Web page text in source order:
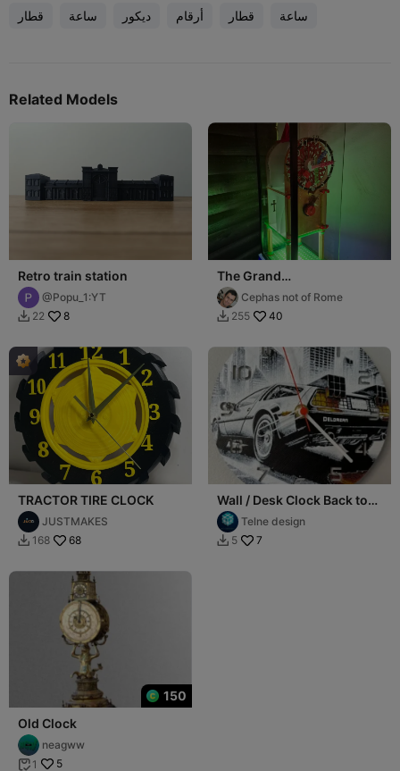
قطار ساعة ديكور أرقام قطار ساعة
Related Models
Retro train station
@Popu_1:YT
 22 8
The Grand
'Grandchildren's clock'
Cephas not of Rome
 255 40
TRACTOR TIRE CLOCK
JUSTMAKES
 168 68
Wall / Desk Clock Back to
the Future HueForge
Telne design
 5 7
150
Old Clock
neagww
 1 5